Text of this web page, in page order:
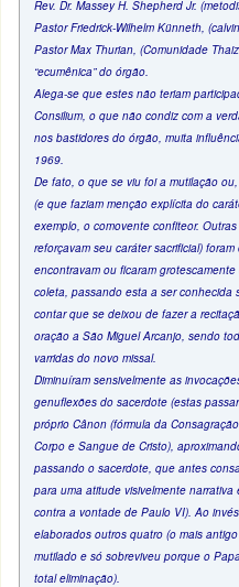
Rev. Dr. Massey H. Shepherd Jr.
Pastor Friedrick-Wilhelm Künneth,
Pastor Max Thurian, (Comunidade
“ecumênica” do órgão.
Alega-se que estes não teriam
Consilium, o que não condiz com a
nos bastidores do órgão, muita
1969.
De fato, o que se viu foi a mutilação
(e que faziam menção explícita do
exemplo, o comovente confiteor.
reforçavam seu caráter sacrificial)
encontravam ou ficaram
coleta, passando esta a ser conhecida
contar que se deixou de fazer a
oração a São Miguel Arcanjo, sendo
varridas do novo missal.
Diminuíram sensivelmente as
genuflexões do sacerdote (estas
próprio Cânon (fórmula da
Corpo e Sangue de Cristo),
passando o sacerdote, que antes
para uma atitude visivelmente
contra a vontade de Paulo VI). Ao
elaborados outros quatro (o mais
mutilado e só sobreviveu porque o
total eliminação).